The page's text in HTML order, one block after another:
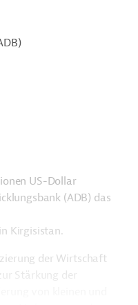
US-Dollar
(ADB) das
Kirgisistan.
der Wirtschaft
Stärkung der